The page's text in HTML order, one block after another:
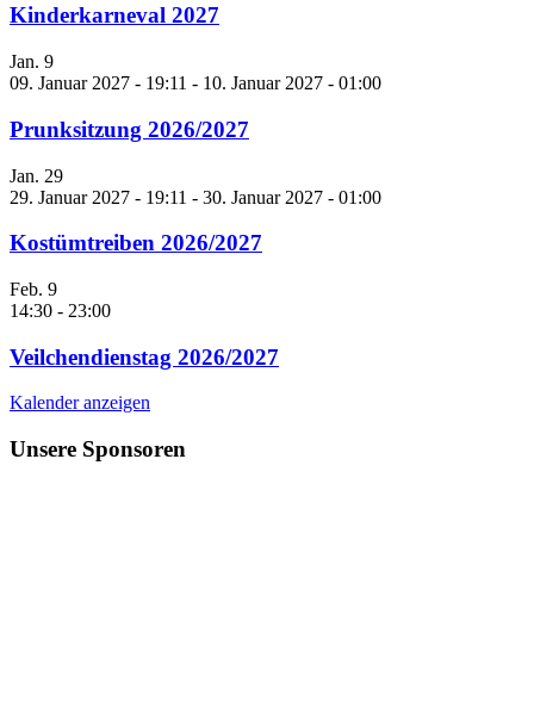
Kinderkarneval 2027
Jan. 9
09. Januar 2027 - 19:11 - 10. Januar 2027 - 01:00
Prunksitzung 2026/2027
Jan. 29
29. Januar 2027 - 19:11 - 30. Januar 2027 - 01:00
Kostümtreiben 2026/2027
Feb. 9
14:30 - 23:00
Veilchendienstag 2026/2027
Kalender anzeigen
Unsere Sponsoren